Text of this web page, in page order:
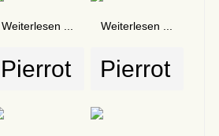
Weiterlesen ... Weiterlesen ...
Pierrot Pierrot